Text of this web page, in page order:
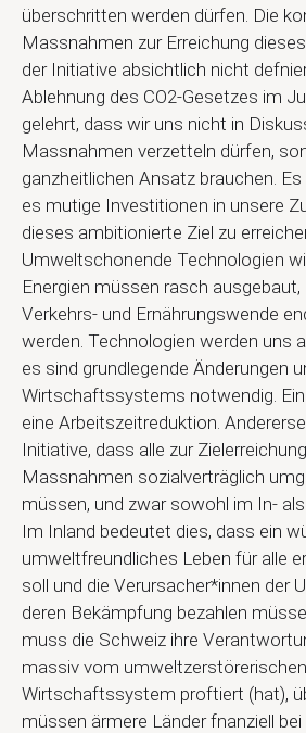
überschritten werden dürfen. Die
Massnahmen zur Erreichung
der Initiative absichtlich nicht
Ablehnung des CO2-Gesetzes im
gelehrt, dass wir uns nicht in
Massnahmen verzetteln dürfen,
ganzheitlichen Ansatz brauchen.
es mutige Investitionen in unsere
dieses ambitionierte Ziel zu
Umweltschonende Technologien
Energien müssen rasch ausgebaut,
Verkehrs- und Ernährungswende
werden. Technologien werden uns
es sind grundlegende Änderungen
Wirtschaftssystems notwendig.
eine Arbeitszeitreduktion.
Initiative, dass alle zur
Massnahmen sozialverträglich
müssen, und zwar sowohl im In-
Im Inland bedeutet dies, dass ein
umweltfreundliches Leben für alle
soll und die Verursacher*innen der
deren Bekämpfung bezahlen
muss die Schweiz ihre
massiv vom umweltzerstörerischen
Wirtschaftssystem proftiert (hat),
müssen ärmere Länder fnanziell